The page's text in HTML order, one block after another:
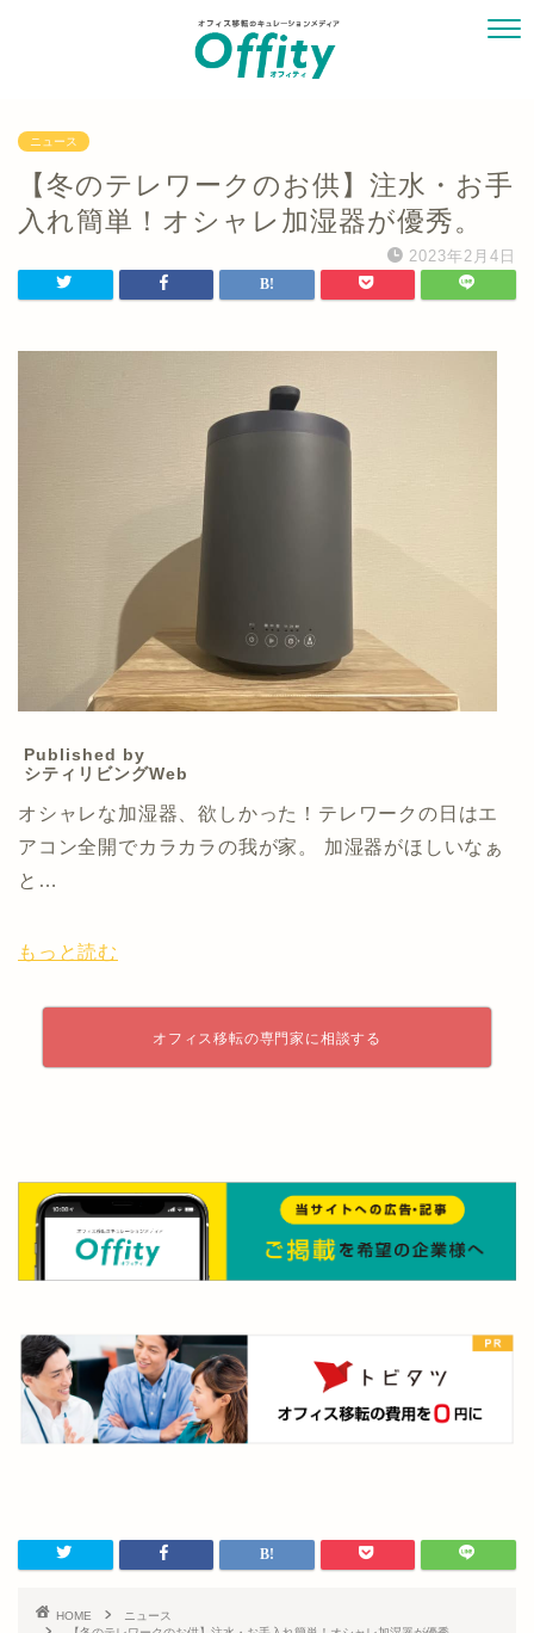
ニュース
【冬のテレワークのお供】注水・お手
入れ簡単！オシャレ加湿器が優秀。
2023年2月4日
Published by
シティリビングWeb
オシャレな加湿器、欲しかった！テレワークの日はエ
アコン全開でカラカラの我が家。 加湿器がほしいなぁ
と…
もっと読む
オフィス移転の専門家に相談する
HOME
ニュース